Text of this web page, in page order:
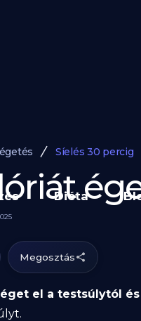
Diéta
Síelés 30 percig
Megosztás
el a testsúlytól